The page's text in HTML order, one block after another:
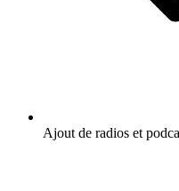
Ajout de radios et